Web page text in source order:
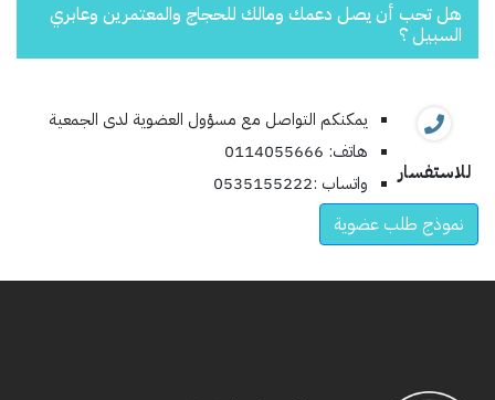
هل تحب أن يصل دعمك ومالك للحجاج والمعتمرين وعابري
السبيل ؟
للاستفسار
يمكنكم التواصل مع مسؤول العضوية لدى الجمعية
هاتف: 0114055666
واتساب :0535155222
نموذج طلب عضوية